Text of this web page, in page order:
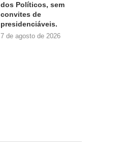
dos Políticos, sem
convites de
presidenciáveis.
7 de agosto de 2026